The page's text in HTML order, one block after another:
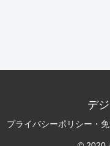
デ
プライバシーポリシー・